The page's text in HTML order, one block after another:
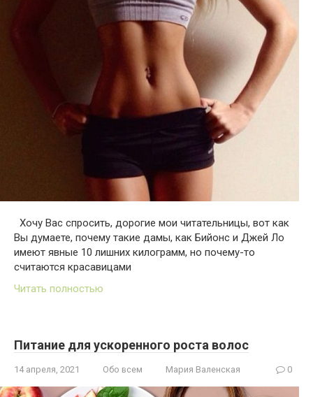
Хочу Вас спросить, дорогие мои читательницы, вот как
Вы думаете, почему такие дамы, как Бийонс и Джей Ло
имеют явные 10 лишних килограмм, но почему-то
считаются красавицами
Читать полностью
Питание для ускоренного роста волос
14 апреля, 2021 Обо всем Мария Валенская 0